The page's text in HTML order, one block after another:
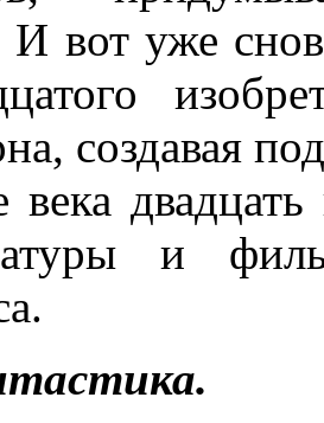
вот уже
создавая
века
и